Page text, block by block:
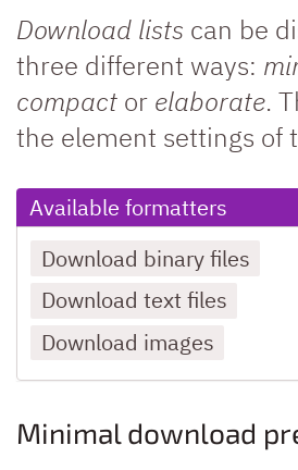
Download lists can be
three different ways:
compact or elaborate.
the element settings of
Available formatters
Download binary files
Download text files
Download images
Minimal download